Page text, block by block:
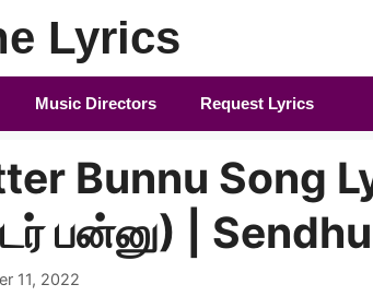
Lyrics
Music Directors Request Lyrics
Bunnu Song
பன்னு) |
11, 2022